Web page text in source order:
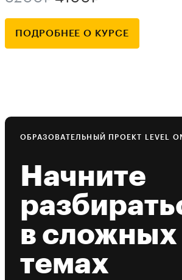
ПОДРОБНЕЕ О КУРСЕ
ОБРАЗОВАТЕЛЬНЫЙ ПРОЕКТ LEVEL
Начните
в сложных
темах